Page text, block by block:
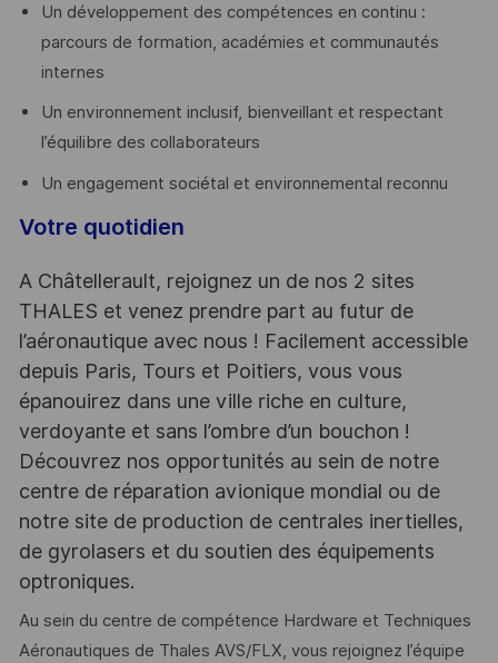
Un développement des compétences en continu :
parcours de formation, académies et communautés
internes
Un environnement inclusif, bienveillant et respectant
l’équilibre des collaborateurs
Un engagement sociétal et environnemental reconnu
Votre quotidien
A Châtellerault, rejoignez un de nos 2 sites
THALES et venez prendre part au futur de
l’aéronautique avec nous ! Facilement accessible
depuis Paris, Tours et Poitiers, vous vous
épanouirez dans une ville riche en culture,
verdoyante et sans l’ombre d’un bouchon !
Découvrez nos opportunités au sein de notre
centre de réparation avionique mondial ou de
notre site de production de centrales inertielles,
de gyrolasers et du soutien des équipements
optroniques.
Au sein du centre de compétence Hardware et Techniques
Aéronautiques de Thales AVS/FLX, vous rejoignez l’équipe